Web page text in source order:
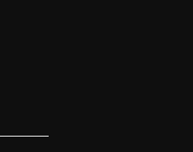
ゾンタルカラー
平に近いホリゾンタル